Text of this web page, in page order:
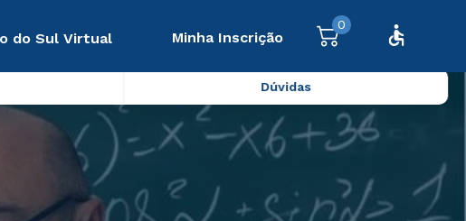
do Sul Virtual Minha Inscrição
0
Dúvidas